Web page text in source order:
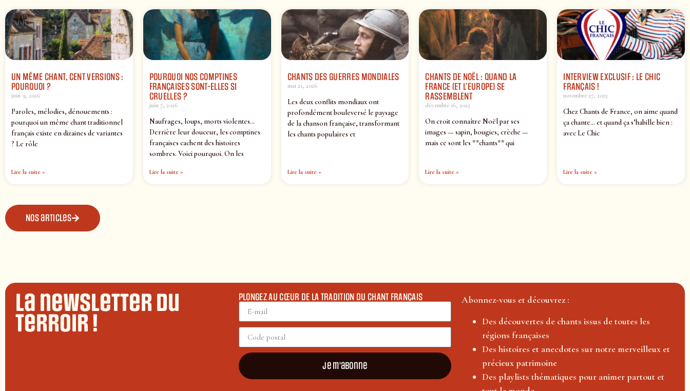
UN MÊME CHANT, CENT VERSIONS :
POURQUOI ?
juin 9, 2026
Paroles, mélodies, dénouements :
pourquoi un même chant traditionnel
français existe en dizaines de variantes
? Le rôle
Lire la suite »
POURQUOI NOS COMPTINES
FRANÇAISES SONT-ELLES SI
CRUELLES ?
juin 7, 2026
Naufrages, loups, morts violentes…
Derrière leur douceur, les comptines
françaises cachent des histoires
sombres. Voici pourquoi. On les
Lire la suite »
CHANTS DES GUERRES MONDIALES
mai 21, 2026
Les deux conflits mondiaux ont
profondément bouleversé le paysage
de la chanson française, transformant
les chants populaires et
Lire la suite »
CHANTS DE NOËL : QUAND LA
FRANCE (ET L’EUROPE) SE
RASSEMBLENT
décembre 16, 2025
On croit connaître Noël par ses
images — sapin, bougies, crèche —
mais ce sont les **chants** qui
Lire la suite »
INTERVIEW EXCLUSIF : LE CHIC
FRANÇAIS !
novembre 27, 2025
Chez Chants de France, on aime quand
ça chante… et quand ça s’habille bien :
avec Le Chic
Lire la suite »
Nos articles
La newsletter du
terroir !
PLONGEZ AU CŒUR DE LA TRADITION DU CHANT FRANÇAIS
Je m'abonne
Abonnez-vous et découvrez :
Des découvertes de chants issus de toutes les
régions françaises
Des histoires et anecdotes sur notre merveilleux et
précieux patrimoine
Des playlists thématiques pour animer partout et